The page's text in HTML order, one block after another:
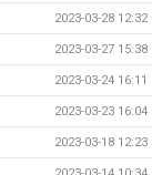
2023-03-28 12:32
2023-03-27 15:38
2023-03-24 16:11
2023-03-23 16:04
2023-03-18 12:23